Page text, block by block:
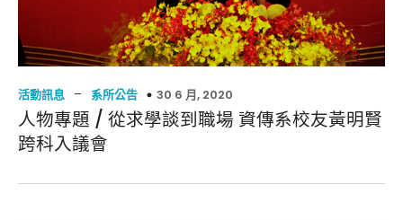
活動訊息 – 系所公告 30 6 月, 2020
人物專題 / 從求學談到職場 資傳系校友黃明賢
跨科入議會